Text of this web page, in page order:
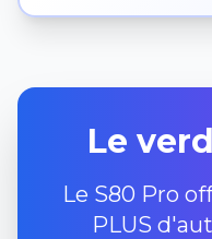
Le
Le S80 Pro
PLUS